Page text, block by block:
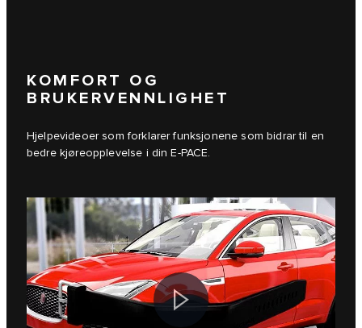
KOMFORT OG
BRUKERVENNLIGHET
Hjelpevideoer som forklarer funksjonene som bidrar til en
bedre kjøreopplevelse i din E‑PACE.